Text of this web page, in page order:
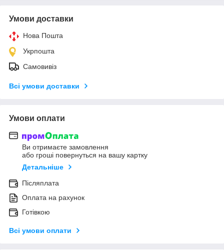
Умови доставки
Нова Пошта
Укрпошта
Самовивіз
Всі умови доставки
Умови оплати
Ви отримаєте замовлення
або гроші повернуться на вашу картку
Детальніше
Післяплата
Оплата на рахунок
Готівкою
Всі умови оплати